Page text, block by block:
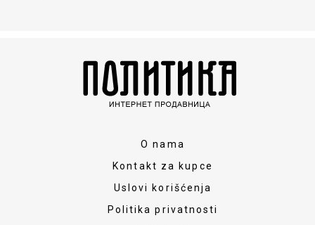
O nama
Kontakt za kupce
Uslovi korišćenja
Politika privatnosti